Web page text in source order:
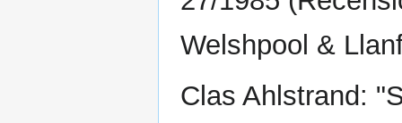
Welshpool &
Clas Ahlstrand: